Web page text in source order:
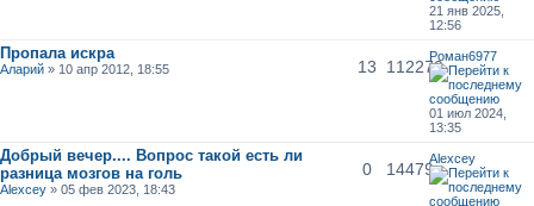
21 янв 2025,
12:56
Пропала искра
Аларий » 10 апр 2012, 18:55 13 112270
Роман6977
01 июл 2024,
13:35
Добрый вечер.... Вопрос такой есть ли
разница мозгов на голь
Alexcey » 05 фев 2023, 18:43
0 14479
Alexcey